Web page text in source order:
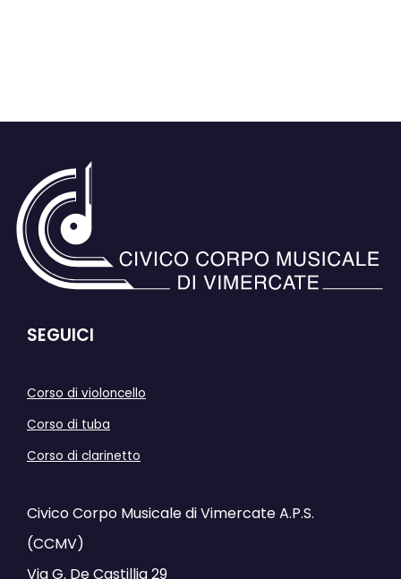
SEGUICI
Corso di violoncello
Corso di tuba
Corso di clarinetto
Civico Corpo Musicale di Vimercate A.P.S.
(CCMV)
Via G. De Castillia 29